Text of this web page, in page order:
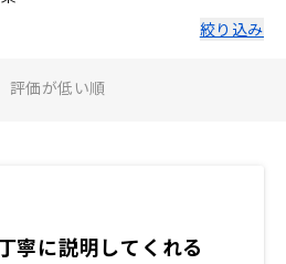
絞り込み
評価が低い順
寧に説明してくれる